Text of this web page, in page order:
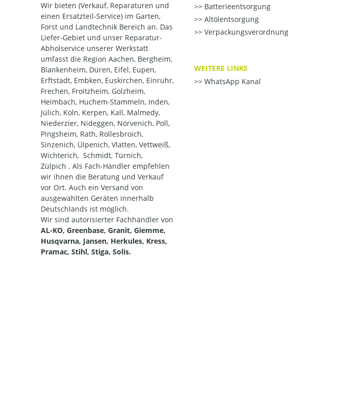
Wir bieten (Verkauf, Reparaturen und
einen Ersatzteil-Service) im Garten,
Forst und Landtechnik Bereich an. Das
Liefer-Gebiet und unser Reparatur-
Abholservice unserer Werkstatt
umfasst die Region Aachen, Bergheim,
Blankenheim, Düren, Eifel, Eupen,
Erftstadt, Embken, Euskirchen, Einruhr,
Frechen, Froitzheim, Golzheim,
Heimbach, Huchem-Stammeln, Inden,
Jülich, Köln, Kerpen, Kall, Malmedy,
Niederzier, Nideggen, Nörvenich, Poll,
Pingsheim, Rath, Rollesbroich,
Sinzenich, Ülpenich, Vlatten, Vettweiß,
Wichterich, Schmidt, Türnich,
Zülpich . Als Fach-Händler empfehlen
wir ihnen die Beratung und Verkauf
vor Ort. Auch ein Versand von
ausgewählten Geräten innerhalb
Deutschlands ist möglich.
Wir sind autorisierter Fachhändler von
AL-KO, Greenbase, Granit, Giemme,
Husqvarna, Jansen, Herkules, Kress,
Pramac, Stihl, Stiga, Solis.
Batterieentsorgung
Altölentsorgung
Verpackungsverordnung
WEITERE LINKS
WhatsApp Kanal